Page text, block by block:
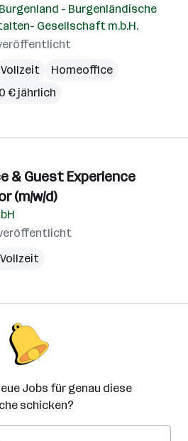
- Burgenländische
Gesellschaft m.b.H.
Vollzeit
Homeoffice
€ jährlich
& Guest Experience
(m/w/d)
Vollzeit
Jobs für genau diese
schicken?